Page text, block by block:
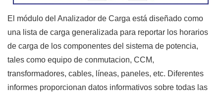
El módulo del Analizador de Carga está diseñado como
una lista de carga generalizada para reportar los horarios
de carga de los componentes del sistema de potencia,
tales como equipo de conmutacion, CCM,
transformadores, cables, líneas, paneles, etc. Diferentes
informes proporcionan datos informativos sobre todas las